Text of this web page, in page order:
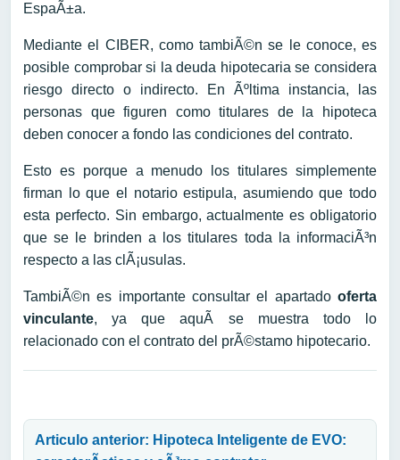
EspaÃ±a.
Mediante el CIBER, como tambiÃ©n se le conoce, es
posible comprobar si la deuda hipotecaria se considera
riesgo directo o indirecto. En Ãºltima instancia, las
personas que figuren como titulares de la hipoteca
deben conocer a fondo las condiciones del contrato.
Esto es porque a menudo los titulares simplemente
firman lo que el notario estipula, asumiendo que todo
esta perfecto. Sin embargo, actualmente es obligatorio
que se le brinden a los titulares toda la informaciÃ³n
respecto a las clÃ¡usulas.
TambiÃ©n es importante consultar el apartado oferta
vinculante, ya que aquÃ­ se muestra todo lo
relacionado con el contrato del prÃ©stamo hipotecario.
Articulo anterior: Hipoteca Inteligente de EVO: